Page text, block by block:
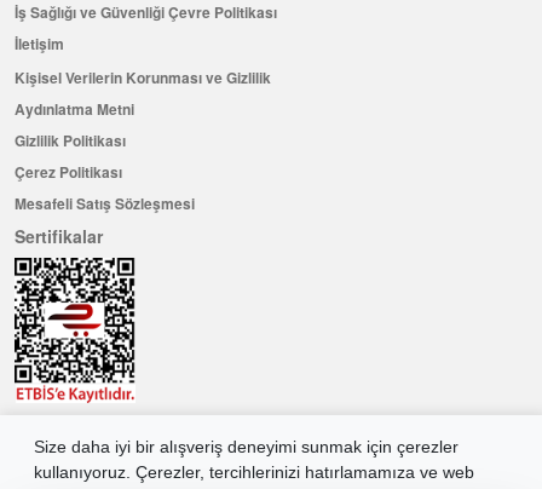
Size daha iyi bir alışveriş deneyimi sunmak için çerezler
kullanıyoruz. Çerezler, tercihlerinizi hatırlamamıza ve web
İş Sağlığı ve Güvenliği Çevre Politikası
İletişim
Kişisel Verilerin Korunması ve Gizlilik
Aydınlatma Metni
Gizlilik Politikası
Çerez Politikası
Mesafeli Satış Sözleşmesi
Sertifikalar
Hemen Üye Olun ...ve 100 ₺ değerinde indirim kuponu kazanın
Üye Ol